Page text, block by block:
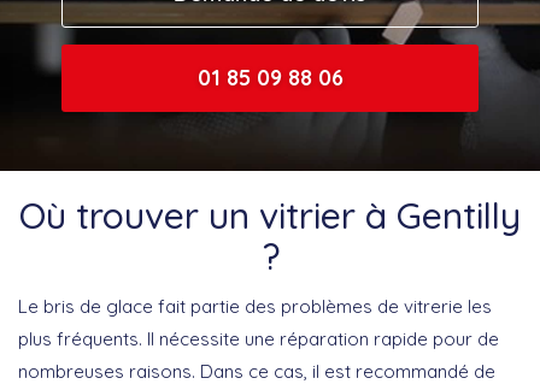
01 85 09 88 06
Où trouver un vitrier à Gentilly
?
Le bris de glace fait partie des problèmes de vitrerie les
plus fréquents. Il nécessite une réparation rapide pour de
nombreuses raisons. Dans ce cas, il est recommandé de